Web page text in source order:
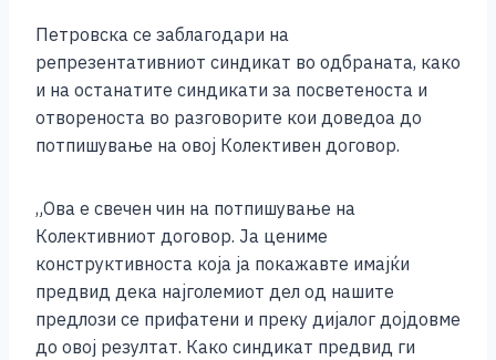
Петровска се заблагодари на
репрезентативниот синдикат во одбраната, како
и на останатите синдикати за посветеноста и
отвореноста во разговорите кои доведоа до
потпишување на овој Колективен договор.
„Ова е свечен чин на потпишување на
Колективниот договор. Ја цениме
конструктивноста која ја покажавте имајќи
предвид дека најголемиот дел од нашите
предлози се прифатени и преку дијалог дојдовме
до овој резултат. Како синдикат предвид ги